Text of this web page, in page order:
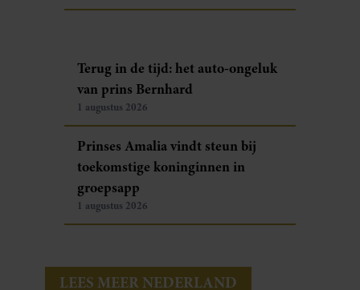
Terug in de tijd: het auto-ongeluk
van prins Bernhard
1 augustus 2026
Prinses Amalia vindt steun bij
toekomstige koninginnen in
groepsapp
1 augustus 2026
LEES MEER NEDERLAND